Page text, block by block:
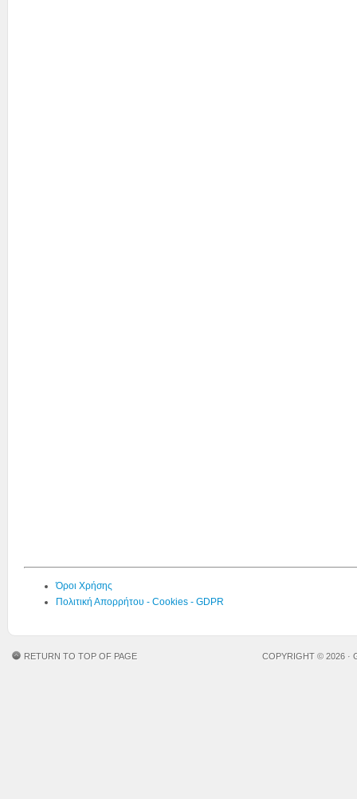
Όροι Χρήσης
Πολιτική Απορρήτου - Cookies - GDPR
RETURN TO TOP OF PAGE COPYRIGHT © 2026 ·